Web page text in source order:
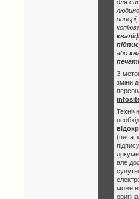
для
або
З
зміни
але
може